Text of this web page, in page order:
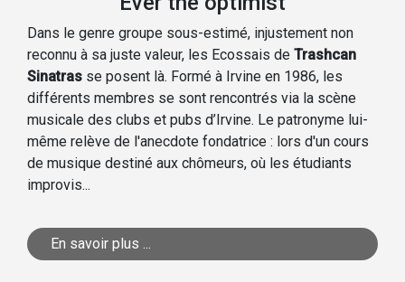
Dans le genre groupe sous-estimé, injustement non
reconnu à sa juste valeur, les Ecossais de Trashcan
Sinatras se posent là. Formé à Irvine en 1986, les
différents membres se sont rencontrés via la scène
musicale des clubs et pubs d’Irvine. Le patronyme lui-
même relève de l'anecdote fondatrice : lors d'un cours
de musique destiné aux chômeurs, où les étudiants
improvis...
En savoir plus ...